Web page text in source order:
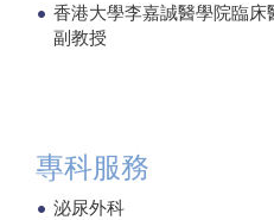
香港大學李嘉誠醫學院臨
副教授
專科服務
泌尿外科